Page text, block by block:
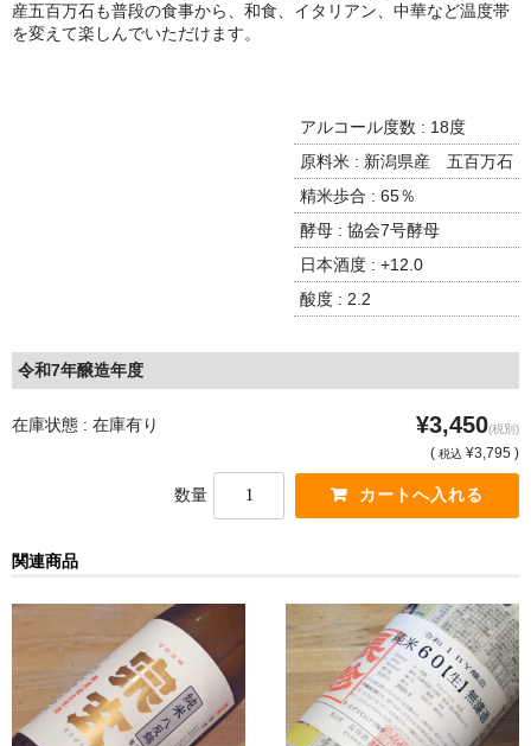
旭菊・綾花 旭菊酒造（福岡県久留米市）
明るい農村 霧島町蒸留所（鹿児島県霧島市）
鶴見 大石酒造（鹿児島県阿久根市）
France/ﾌﾗﾝｽ
France Champagne /ﾌﾗﾝｽ・ｼｬﾝﾊﾟｰﾆｭ
Valerie Frison（ｳﾞｧﾚﾘｰ･ﾌﾘｿﾞﾝ）
France Bourgogone/ﾌﾗﾝｽ･ﾌﾞﾙｺﾞｰﾆｭ
Pattes Loup（ﾊﾟｯﾄ・ﾙｰ）
Marcel Lapierre（ﾏﾙｾﾙ・ﾗﾋﾟｴｰﾙ）
Philippe Jambon（ﾌｨﾘｯﾌﾟ･ｼﾞｬﾝﾎﾞﾝ）
産五百万石も普段の食事から、和食、イタリアン、中華など温度帯
を変えて楽しんでいただけます。
アルコール度数 : 18度
原料米 : 新潟県産 五百万石
精米歩合 : 65％
酵母 : 協会7号酵母
日本酒度 : +12.0
酸度 : 2.2
令和7年醸造年度
在庫状態 : 在庫有り ¥3,450(税別)
( 税込 ¥3,795 )
数量
関連商品